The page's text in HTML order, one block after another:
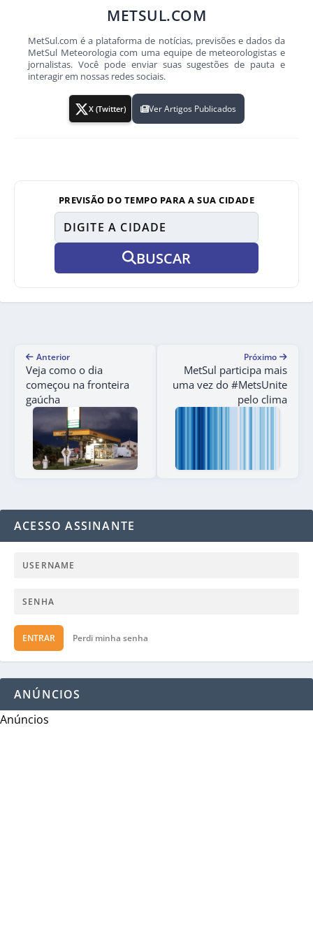
METSUL.COM
MetSul.com é a plataforma de notícias, previsões e dados da
MetSul Meteorologia com uma equipe de meteorologistas e
jornalistas. Você pode enviar suas sugestões de pauta e
interagir em nossas redes sociais.
X (Twitter) Ver Artigos Publicados
PREVISÃO DO TEMPO PARA A SUA CIDADE
BUSCAR
Anterior
Veja como o dia
começou na fronteira
gaúcha
Próximo
MetSul participa mais
uma vez do #MetsUnite
pelo clima
ACESSO ASSINANTE
ENTRAR Perdi minha senha
ANÚNCIOS
Anúncios